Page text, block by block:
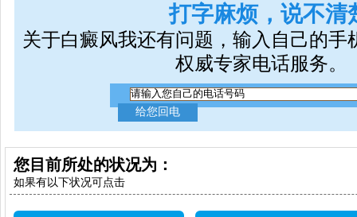
打字麻烦，说不清
关于白癜风我还有问题，输入自己的手
权威专家电话服务。
您目前所处的状况为：
如果有以下状况可点击